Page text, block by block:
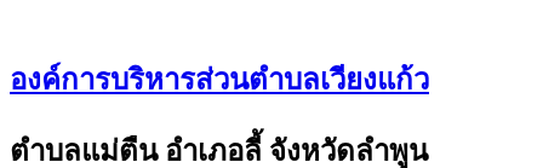
content
องค์การบริหารส่วนตำบลเวียงแก้ว
ตำบลแม่ตืน อำเภอลี้ จังหวัดลำพูน